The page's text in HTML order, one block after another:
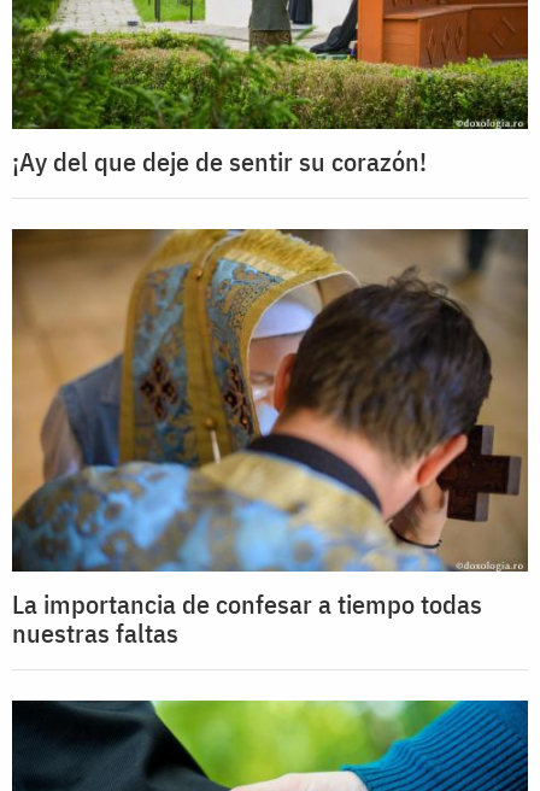
¡Ay del que deje de sentir su corazón!
La importancia de confesar a tiempo todas
nuestras faltas